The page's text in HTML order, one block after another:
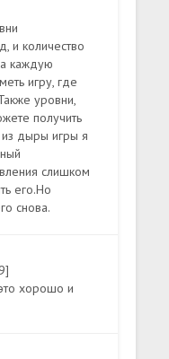
и количество
каждую
игру, где
уровни,
получить
дыры игры я
слишком
его.Но
снова.
хорошо и